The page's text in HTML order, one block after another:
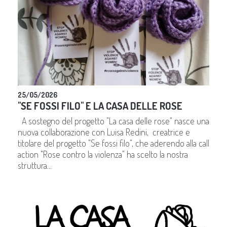
25/05/2026
"SE FOSSI FILO" E LA CASA DELLE ROSE
A sostegno del progetto "La casa delle rose" nasce una
nuova collaborazione con Luisa Redini, creatrice e
titolare del progetto "Se fossi filo", che aderendo alla call
action "Rose contro la violenza" ha scelto la nostra
struttura...